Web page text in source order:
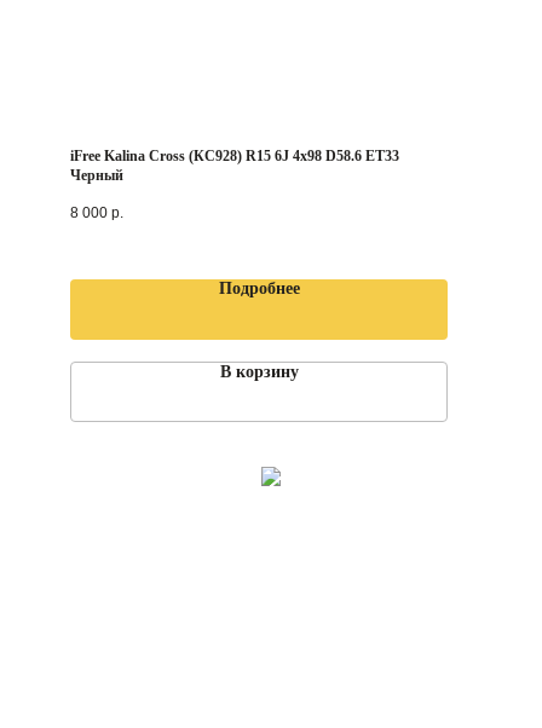
iFree Kalina Cross (КС928) R15 6J 4x98 D58.6 ET33
Черный
8 000 р.
Подробнее
В корзину